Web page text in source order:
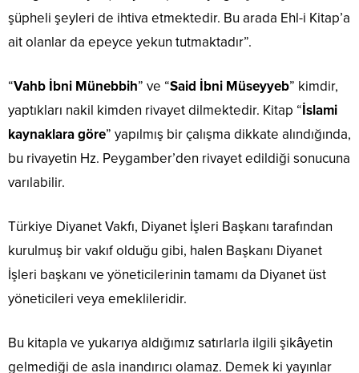
şüpheli şeyleri de ihtiva etmektedir. Bu arada Ehl-i Kitap’a
ait olanlar da epeyce yekun tutmaktadır”.
“Vahb İbni Münebbih” ve “Said İbni Müseyyeb” kimdir,
yaptıkları nakil kimden rivayet dilmektedir. Kitap “İslami
kaynaklara göre” yapılmış bir çalışma dikkate alındığında,
bu rivayetin Hz. Peygamber’den rivayet edildiği sonucuna
varılabilir.
Türkiye Diyanet Vakfı, Diyanet İşleri Başkanı tarafından
kurulmuş bir vakıf olduğu gibi, halen Başkanı Diyanet
İşleri başkanı ve yöneticilerinin tamamı da Diyanet üst
yöneticileri veya emeklileridir.
Bu kitapla ve yukarıya aldığımız satırlarla ilgili şikâyetin
gelmediği de asla inandırıcı olamaz. Demek ki yayınlar